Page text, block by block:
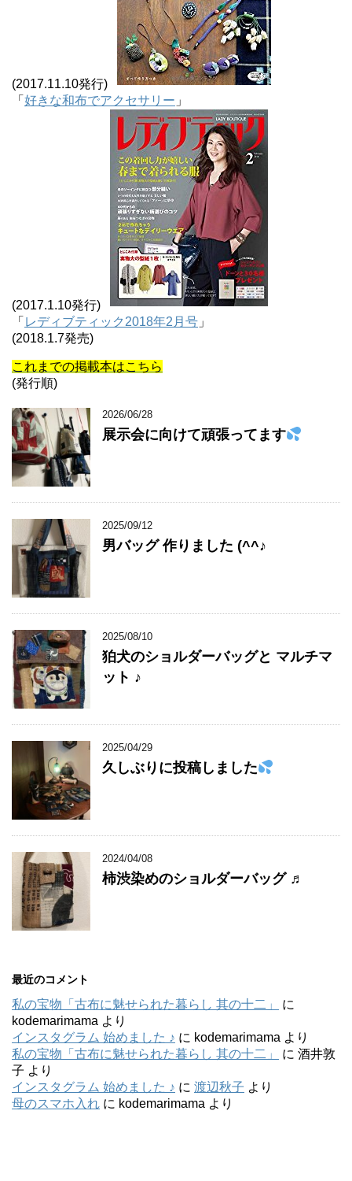
(2017.11.10発行)
「 好きな和布でアクセサリー 」
(2017.1.10発行)
「 レディブティック2018年2月号 」
(2018.1.7発売)
これまでの掲載本はこちら
(発行順)
2026/06/28
展示会に向けて頑張ってます
2025/09/12
男バッグ 作りました (^^♪
2025/08/10
狛犬のショルダーバッグと マルチマ
ット ♪
2025/04/29
久しぶりに投稿しました
2024/04/08
柿渋染めのショルダーバッグ ♬
最近のコメント
私の宝物「古布に魅せられた暮らし 其の十二」
に
kodemarimama より
インスタグラム 始めました ♪ に kodemarimama より
私の宝物「古布に魅せられた暮らし 其の十二」
に 酒井敦
子 より
インスタグラム 始めました ♪ に 渡辺秋子 より
母のスマホ入れ に kodemarimama より